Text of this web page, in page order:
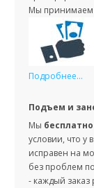
Мы принимаем
Подробнее...
Подъем и
Мы бесплатно
условии, что у
исправен на
без проблем
- каждый заказ